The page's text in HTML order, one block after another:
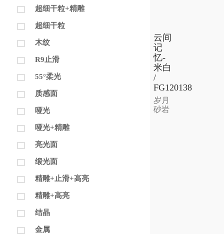
超细干粒+精雕
超细干粒
木纹
R9止滑
55°柔光
质感面
哑光
哑光+精雕
亮光面
缎光面
精雕+止滑+高亮
精雕+高亮
结晶
金属
云间
记
忆-
米白
/
FG120138
岁月
砂岩